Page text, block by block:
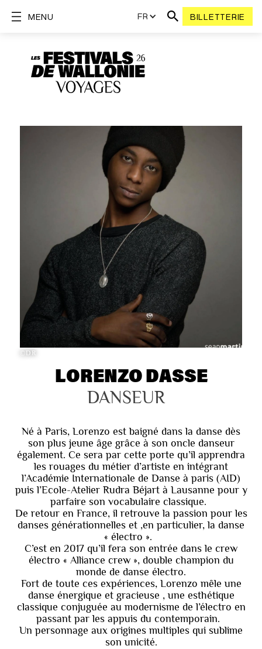
FR BILLETTERIE
MENU
©DR
LORENZO DASSE
DANSEUR
Né à Paris, Lorenzo est baigné dans la danse dès
son plus jeune âge grâce à son oncle danseur
également. Ce sera par cette porte qu’il apprendra
les rouages du métier d’artiste en intégrant
l’Académie Internationale de Danse à paris (AID)
puis l’Ecole-Atelier Rudra Béjart à Lausanne pour y
parfaire son vocabulaire classique.
De retour en France, il retrouve la passion pour les
danses générationnelles et ,en particulier, la danse
« électro ».
C’est en 2017 qu’il fera son entrée dans le crew
électro « Alliance crew », double champion du
monde de danse électro.
Fort de toute ces expériences, Lorenzo mêle une
danse énergique et gracieuse , une esthétique
classique conjuguée au modernisme de l’électro en
passant par les appuis du contemporain.
Un personnage aux origines multiples qui sublime
son unicité.